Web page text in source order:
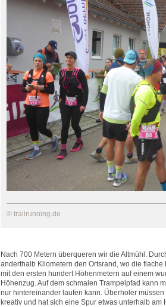
© trailrunning.de
Nach 700 Metern überqueren wir die Altmühl.
anderthalb Kilometern den Ortsrand, wo die
mit den ersten hundert Höhenmetern auf einem
Höhenzug. Auf dem schmalen Trampelpfad kann
nur hintereinander laufen kann. Überholer
kreativ und hat sich eine Spur etwas unterhalb